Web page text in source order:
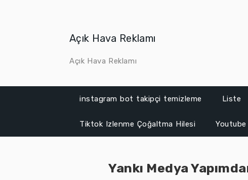
Açık Hava Reklamı
Açık Hava Reklamı
instagram bot takipçi temizleme Liste
Tiktok Izlenme Çoğaltma Hilesi
Yankı Medya